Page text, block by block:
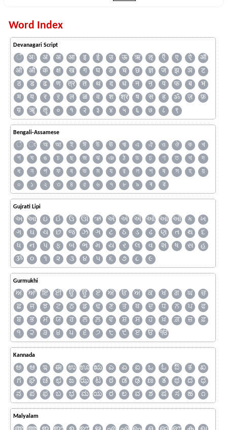
Word Index
Devanagari Script
ँ अः अं अ आ इ ई उ ऊ ऋ ऌ ऍ ए ऐ
ऑ
ओ
औ क क्ष ख ग घ ङ च छ ज्ञ ज झ ञ
ट
ठ
ड ढ ण त्र त थ द ध न ऩ प फ ब
भ
म
य र ऱ ल ळ व श श्र ष स ह ॐ ज़
फ़
य़
ॠ ॡ ० १ २ ३ ४ ५ ६ ७ ८ ९
Bengali-Assamese
ঁ ং অ আ ই ঈ উ ঊ ঋ এ ঐ ও ঔ ক
খ
গ
ঘ ঙ চ ছ জ ঝ ঞ ঠ ড ঢ ণ ত থ
দ
ধ
ন প ফ ব ভ ম য র ল শ ষ স হ
য়
০
১ ২ ৩ ৪ ৫ ৬ ৭ ৮ ৯ ৰ ৱ
Gujrati Lipi
અ આ ઇ ઈ ઉ ઊ ઋ ઍ એ ઐ ઑ ઓ ઔ ક
ખ
ગ
ઘ ચ છ જ ઝ ઞ ટ ઠ ડ ઢ ણ ત થ
દ
ધ
ન પ ફ બ ભ મ ય ર લ વ શ ષ સ
હ
ૐ
૦ ૧ ૨ ૩ ૪ ૫ ૬ ૭ ૮ ૯
Gurmukhi
ਅ ਆ ਇ ਈ ਉ ਊ ਏ ਐ ਓ ਔ ਕ ਖ ਗ ਘ
ਚ
ਛ
ਜ ਝ ਟ ਠ ਡ ਢ ਣ ਤ ਥ ਦ ਧ ਨ ਪ
ਫ
ਬ
ਭ ਮ ਯ ਰ ਲ ਲ਼ ਵ ਸ਼ ਸ ਹ ਖ਼ ਗ਼ ਜ਼
ਫ਼
੧
੨ ੩ ੪ ੫ ੬ ੭ ੮ ੯ ੲ ੳ ੴ
Kannada
ಅ ಆ ಇ ಈ ಉ ಊ ಋ ಎ ಏ ಐ ಒ ಓ ಔ ಕ
ಖ
ಗ
ಘ ಚ ಛ ಜ ಝ ಟ ಠ ಡ ಢ ಣ ತ ಥ ದ
ಧ
ನ
ಪ ಫ ಬ ಭ ಮ ಯ ರ ಲ ವ ಶ ಷ ಸ ಹ ೧
Malyalam